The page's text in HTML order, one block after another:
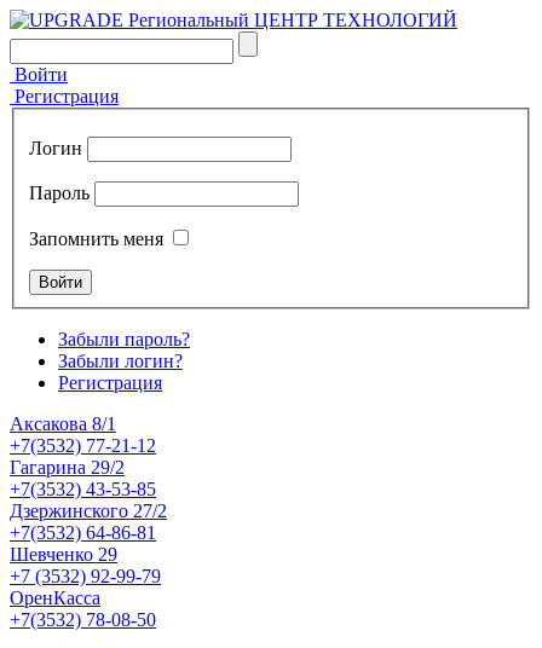
Войти
Регистрация
Логин
Пароль
Запомнить меня
Забыли пароль?
Забыли логин?
Регистрация
Аксакова 8/1
+7(3532) 77-21-12
Гагарина 29/2
+7(3532) 43-53-85
Дзержинского 27/2
+7(3532) 64-86-81
Шевченко 29
+7 (3532) 92-99-79
ОренКасса
+7(3532) 78-08-50